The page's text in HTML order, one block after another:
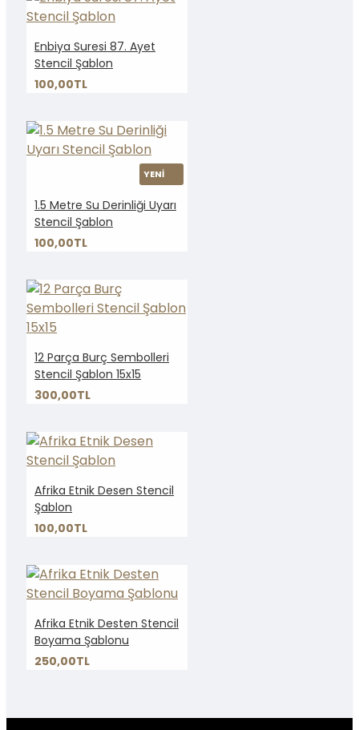
Enbiya Suresi 87. Ayet
Stencil Şablon
100,00TL
YENİ
1.5 Metre Su Derinliği Uyarı
Stencil Şablon
100,00TL
12 Parça Burç Sembolleri
Stencil Şablon 15x15
300,00TL
Afrika Etnik Desen Stencil
Şablon
100,00TL
Afrika Etnik Desten Stencil
Boyama Şablonu
250,00TL